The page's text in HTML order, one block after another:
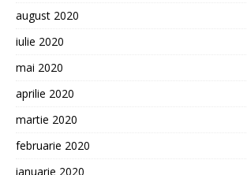
august 2020
iulie 2020
mai 2020
aprilie 2020
martie 2020
februarie 2020
ianuarie 2020